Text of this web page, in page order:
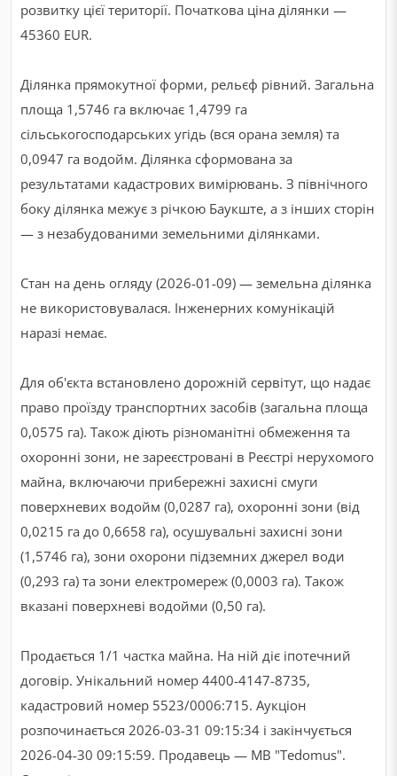
розвитку цієї території. Початкова ціна ділянки —
45360 EUR.
Ділянка прямокутної форми, рельєф рівний. Загальна
площа 1,5746 га включає 1,4799 га
сільськогосподарських угідь (вся орана земля) та
0,0947 га водойм. Ділянка сформована за
результатами кадастрових вимірювань. З північного
боку ділянка межує з річкою Баукште, а з інших сторін
— з незабудованими земельними ділянками.
Стан на день огляду (2026-01-09) — земельна ділянка
не використовувалася. Інженерних комунікацій
наразі немає.
Для об'єкта встановлено дорожній сервітут, що надає
право проїзду транспортних засобів (загальна площа
0,0575 га). Також діють різноманітні обмеження та
охоронні зони, не зареєстровані в Реєстрі нерухомого
майна, включаючи прибережні захисні смуги
поверхневих водойм (0,0287 га), охоронні зони (від
0,0215 га до 0,6658 га), осушувальні захисні зони
(1,5746 га), зони охорони підземних джерел води
(0,293 га) та зони електромереж (0,0003 га). Також
вказані поверхневі водойми (0,50 га).
Продається 1/1 частка майна. На ній діє іпотечний
договір. Унікальний номер 4400-4147-8735,
кадастровий номер 5523/0006:715. Аукціон
розпочинається 2026-03-31 09:15:34 і закінчується
2026-04-30 09:15:59. Продавець — MB "Tedomus".